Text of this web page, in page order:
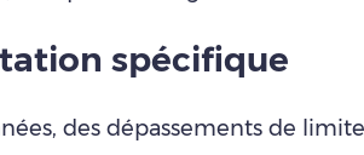
spécifique
des dépassements de